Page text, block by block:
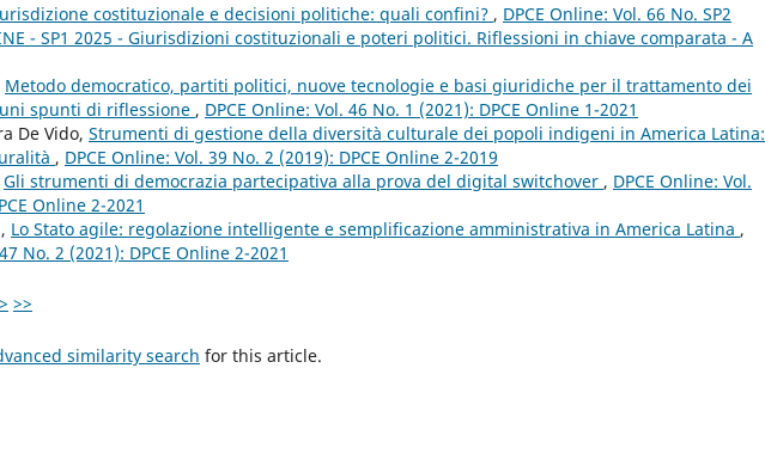
costituzionale e decisioni politiche: quali confini? , DPCE Online: Vol. 66 No. SP2
- SP1 2025 - Giurisdizioni costituzionali e poteri politici. Riflessioni in chiave comparata - A
Metodo democratico, partiti politici, nuove tecnologie e basi giuridiche per il trattamento dei
spunti di riflessione , DPCE Online: Vol. 46 No. 1 (2021): DPCE Online 1-2021
De Vido, Strumenti di gestione della diversità culturale dei popoli indigeni in America Latina:
, DPCE Online: Vol. 39 No. 2 (2019): DPCE Online 2-2019
Gli strumenti di democrazia partecipativa alla prova del digital switchover , DPCE Online: Vol.
Online 2-2021
Lo Stato agile: regolazione intelligente e semplificazione amministrativa in America Latina ,
No. 2 (2021): DPCE Online 2-2021
> >>
similarity search for this article.